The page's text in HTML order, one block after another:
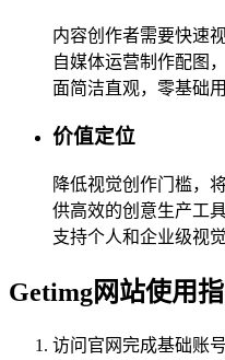
内容创作者需要快速
自媒体运营制作配图
面简洁直观，零基础
价值定位
降低视觉创作门槛，
供高效的创意生产工
支持个人和企业级视
Getimg网站使用
访问官网完成基础账